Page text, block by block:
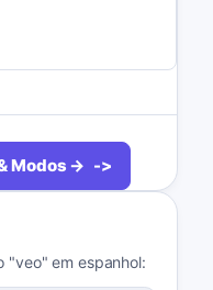
Modos →
"veo" em espanhol: